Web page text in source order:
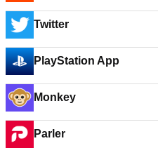
Twitter
PlayStation App
Monkey
Parler